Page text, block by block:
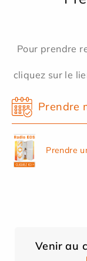
Pour prendre
cliquez sur le
Prendre
Prendre
Venir au